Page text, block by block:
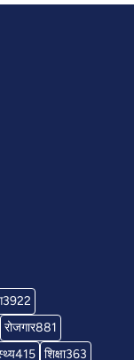
3922
रोजगार881
415 शिक्षा363